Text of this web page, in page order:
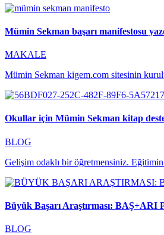
Mümin Sekman başarı manifestosu
MAKALE
Mümin Sekman kigem.com sitesinin
Okullar için Mümin Sekman kitap
BLOG
Gelişim odaklı bir öğretmensiniz.
Büyük Başarı Araştırması: BAŞ+ARI
BLOG